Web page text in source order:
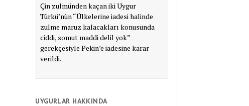
Çin zulmünden kaçan iki Uygur
Türkü’nün “Ülkelerine iadesi halinde
zulme maruz kalacakları konusunda
ciddi, somut maddi delil yok”
gerekçesiyle Pekin’e iadesine karar
verildi.
UYGURLAR HAKKINDA